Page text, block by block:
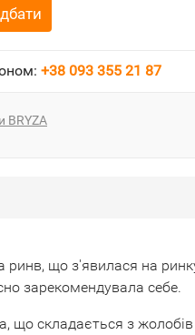
+38 093 355 21 87
BRYZA
ринв, що з'явилася на
зарекомендувала себе.
що складається з жолобів